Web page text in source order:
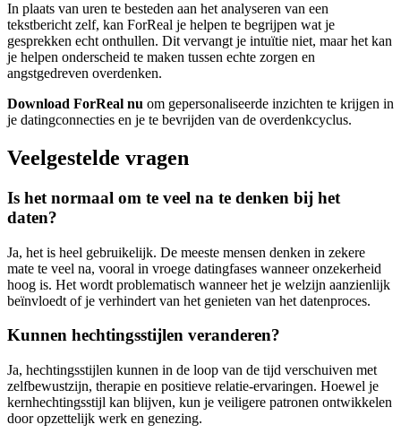
In plaats van uren te besteden aan het analyseren van een
tekstbericht zelf, kan ForReal je helpen te begrijpen wat je
gesprekken echt onthullen. Dit vervangt je intuïtie niet, maar het kan
je helpen onderscheid te maken tussen echte zorgen en
angstgedreven overdenken.
Download ForReal nu om gepersonaliseerde inzichten te krijgen in
je datingconnecties en je te bevrijden van de overdenkcyclus.
Veelgestelde vragen
Is het normaal om te veel na te denken bij het
daten?
Ja, het is heel gebruikelijk. De meeste mensen denken in zekere
mate te veel na, vooral in vroege datingfases wanneer onzekerheid
hoog is. Het wordt problematisch wanneer het je welzijn aanzienlijk
beïnvloedt of je verhindert van het genieten van het datenproces.
Kunnen hechtingsstijlen veranderen?
Ja, hechtingsstijlen kunnen in de loop van de tijd verschuiven met
zelfbewustzijn, therapie en positieve relatie-ervaringen. Hoewel je
kernhechtingsstijl kan blijven, kun je veiligere patronen ontwikkelen
door opzettelijk werk en genezing.